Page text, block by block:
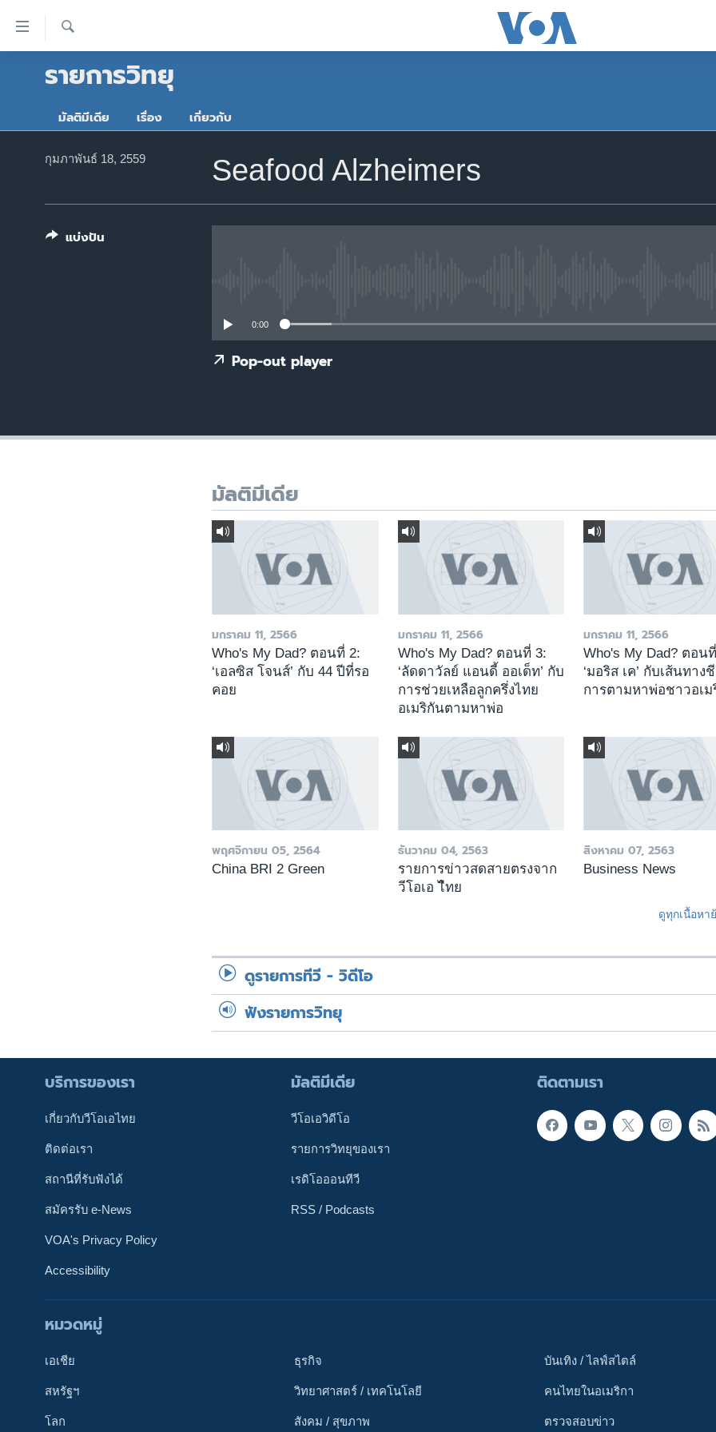
เนื้อหา
หน้าหลัก
เอเชีย
สหรัฐฯ
วิทยาศาสตร์
ติดตามเรา
รายการวิทยุ
มัลติมีเดีย เรื่อง เกี่ยวกับ
Seafood Alzheimers
กุมภาพันธ์ 18, 2559
0:00
Pop-out player
แบ่งปัน
มัลติมีเดีย
มกราคม 11, 2566
Who's My Dad? ตอนที่ 2:
‘เอลซิส โจนส์’ กับ 44 ปีที่รอ
คอย
มกราคม 11, 2566
Who's My Dad? ตอนที่ 3:
‘ลัดดาวัลย์ แอนดี้ ออเด็ท’ กับ
การช่วยเหลือลูกครึ่งไทย
อเมริกันตามหาพ่อ
มกราคม 11, 2566
Who's My Dad? ตอน
‘มอริส เค’ กับเส้นทาง
การตามหาพ่อชาวอเ
พฤศจิกายน 05, 2564
China BRI 2 Green
ธันวาคม 04, 2563
รายการข่าวสดสายตรงจาก
วีโอเอ ไืทย
สิงหาคม 07, 2563
Business News
ดูทุกเนื้อหา
ดูรายการทีวี - วิดีโอ
ฟังรายการวิทยุ
ติดตามเรา
บริการของเรา
เกี่ยวกับวีโอเอไทย
ติดต่อเรา
สถานีที่รับฟังได้
สมัครรับ e-News
VOA's Privacy Policy
Accessibility
มัลติมีเดีย
วีโอเอวิดีโอ
รายการวิทยุของเรา
เรดิโอออนทีวี
RSS / Podcasts
หมวดหมู่
เอเชีย
สหรัฐฯ
โลก
ธุรกิจ
วิทยาศาสตร์ / เทคโนโลยี
สังคม / สุขภาพ
บันเทิง / ไลฟ์สไตล์
คนไทยในอเมริกา
ตรวจสอบข่าว